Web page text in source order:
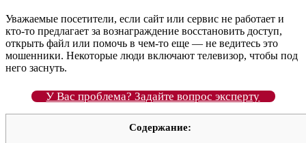
Уважаемые посетители, если сайт или сервис не работает и
кто-то предлагает за вознаграждение восстановить доступ,
открыть файл или помочь в чем-то еще — не ведитесь это
мошенники. Некоторые люди включают телевизор, чтобы под
него заснуть.
У Вас проблема? Задайте вопрос эксперту
Содержание: